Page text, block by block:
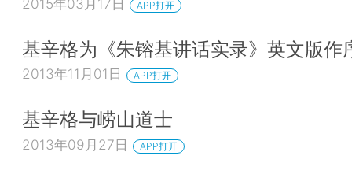
2015年03月17日 APP打开
基辛格为《朱镕基讲话实录》英文版作
2013年11月01日 APP打开
基辛格与崂山道士
2013年09月27日 APP打开